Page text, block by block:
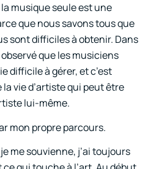
musique seule est une
que nous savons tous que
sont difficiles à obtenir. Dans
que les musiciens
difficile à gérer, et c’est
vie d’artiste qui peut être
lui-même.
mon propre parcours.
me souvienne, j’ai toujours